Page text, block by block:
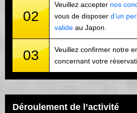
02
Veuillez accepter nos
vous de disposer d’un
valide au Japon.
03
Veuillez confirmer notre
concernant votre
Déroulement de l’activité